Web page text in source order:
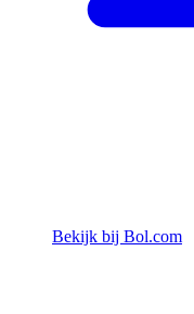
Bekijk bij Bol.com